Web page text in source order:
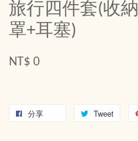
旅行四件套(收
罩+耳塞)
NT$ 0
分享 Tweet